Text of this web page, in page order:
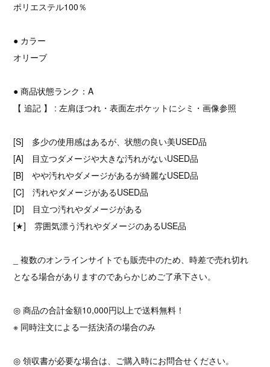
ポリエステル100％
● カラー
オリーブ
● 商品状態ランク：A
【 追記 】 : 左肩ほつれ・表面左ポケットにシミ・画像参照
[S] 多少の使用感はあるが、状態の良い美USED品
[A] 目立つダメージや大きな汚れがないUSED品
[B] やや汚れやダメージがあるが綺麗なUSED品
[C] 汚れやダメージがあるUSED品
[D] 目立つ汚れやダメージがある
[★] 雰囲気漂う汚れやダメージのあるUSE品
_ 複数のオンラインサイトでも販売中のため、時差で売れ切れ
となる場合がありますのであらかじめご了承下さい。
◎ 商品の合計金額10,000円以上で送料無料！
※ 同時注文による一括決済の場合のみ
◎ 領収書が必要な場合は、ご購入時にお問合せください。